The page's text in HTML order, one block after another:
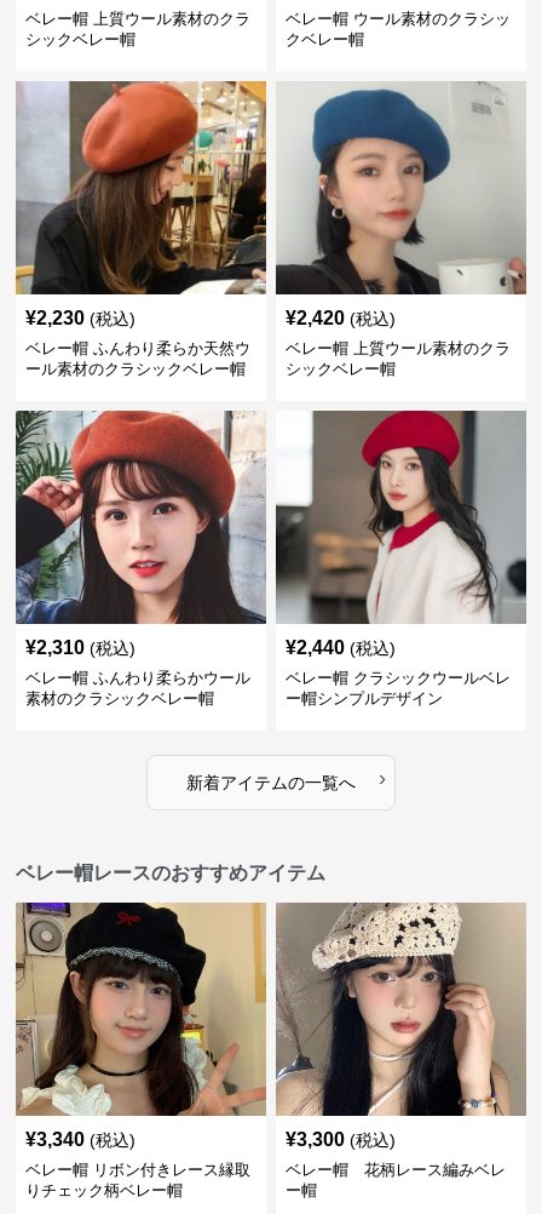
ベレー帽 上質ウール素材のクラ
シックベレー帽
ベレー帽 ウール素材のクラシッ
クベレー帽
¥2,230 (税込)
ベレー帽 ふんわり柔らか天然ウ
ール素材のクラシックベレー帽
¥2,420 (税込)
ベレー帽 上質ウール素材のクラ
シックベレー帽
¥2,310 (税込)
ベレー帽 ふんわり柔らかウール
素材のクラシックベレー帽
¥2,440 (税込)
ベレー帽 クラシックウールベレ
ー帽シンプルデザイン
新着アイテムの一覧へ ›
ベレー帽レースのおすすめアイテム
¥3,340 (税込)
ベレー帽 リボン付きレース縁取
りチェック柄ベレー帽
¥3,300 (税込)
ベレー帽 花柄レース編みベレ
ー帽